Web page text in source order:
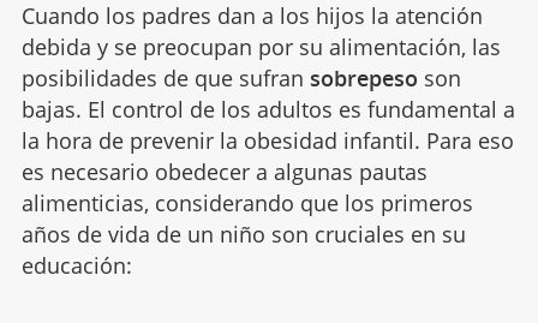
Cuando los padres dan a los hijos la atención
debida y se preocupan por su alimentación, las
posibilidades de que sufran sobrepeso son
bajas. El control de los adultos es fundamental a
la hora de prevenir la obesidad infantil. Para eso
es necesario obedecer a algunas pautas
alimenticias, considerando que los primeros
años de vida de un niño son cruciales en su
educación: